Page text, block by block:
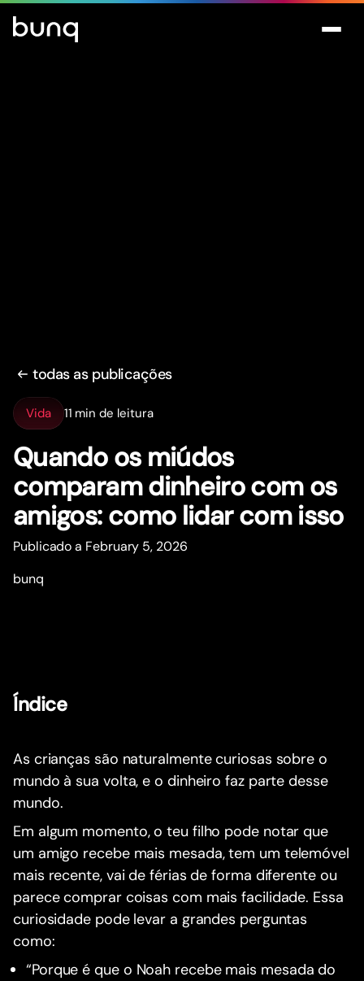
todas as publicações
Vida 11 min de leitura
Quando os miúdos
comparam dinheiro com os
amigos: como lidar com isso
Publicado a February 5, 2026
bunq
Índice
As crianças são naturalmente curiosas sobre o
mundo à sua volta, e o dinheiro faz parte desse
mundo.
Em algum momento, o teu filho pode notar que
um amigo recebe mais mesada, tem um telemóvel
mais recente, vai de férias de forma diferente ou
parece comprar coisas com mais facilidade. Essa
curiosidade pode levar a grandes perguntas
como:
“Porque é que o Noah recebe mais mesada do